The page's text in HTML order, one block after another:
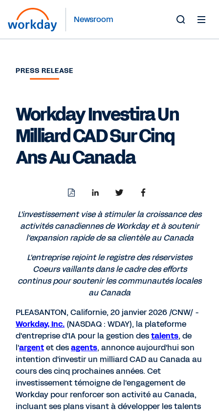
Newsroom
PRESS RELEASE
Workday Investira Un
Milliard CAD Sur Cinq
Ans Au Canada
DownloadShare
LinkedIn
Share
Twitter
Share
Facebook
L'investissement vise à stimuler la croissance des
activités canadiennes de Workday et à soutenir
l'expansion rapide de sa clientèle au Canada
L'entreprise rejoint le registre des réservistes
Coeurs vaillants dans le cadre des efforts
continus pour soutenir les communautés locales
au Canada
PLEASANTON, Californie, 20 janvier 2026/CNW/ -
Workday, Inc. (NASDAQ : WDAY), la plateforme
d'entreprise d'IA pour la gestion destalents, de
l'argentet desagents, annonce aujourd'hui son
intention d'investir un milliard CAD au Canada au
cours des cinq prochaines années. Cet
investissement témoigne de l'engagement de
Workday pour renforcer son activité au Canada,
incluant ses plans visant à développer les talents